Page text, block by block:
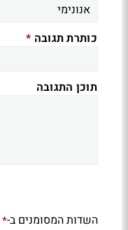
כותרת תגובה *
תוכן התגובה
השדות המסומנים ב-*